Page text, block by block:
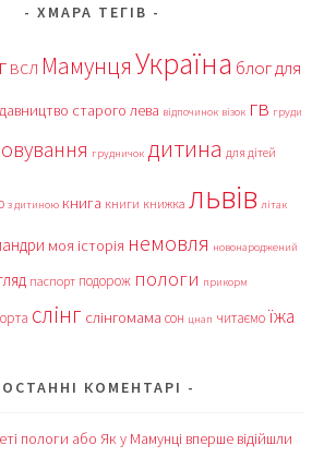
ХМАРА ТЕГІВ
ВСЛ МамунцяУкраїна блог для
старого лева відпочинок візок гв груди
грудничок дитина для дітей
з дитиною книга книги книжка львів літак
моя історія немовля новонароджений
паспорт подорож пологи прикорм
слінг слінгомама сон цнап читаємоїжа
ОСТАННІ КОМЕНТАРІ
пологи або Як у Мамунці вперше відійшли